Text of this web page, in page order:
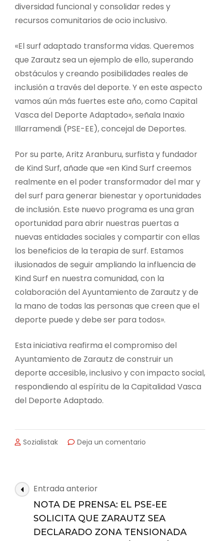
diversidad funcional y consolidar redes y
recursos comunitarios de ocio inclusivo.
«El surf adaptado transforma vidas. Queremos
que Zarautz sea un ejemplo de ello, superando
obstáculos y creando posibilidades reales de
inclusión a través del deporte. Y en este aspecto
vamos aún más fuertes este año, como Capital
Vasca del Deporte Adaptado», señala Inaxio
Illarramendi (PSE-EE), concejal de Deportes.
Por su parte, Aritz Aranburu, surfista y fundador
de Kind Surf, añade que «en Kind Surf creemos
realmente en el poder transformador del mar y
del surf para generar bienestar y oportunidades
de inclusión. Este nuevo programa es una gran
oportunidad para abrir nuestras puertas a
nuevas entidades sociales y compartir con ellas
los beneficios de la terapia de surf. Estamos
ilusionados de seguir ampliando la influencia de
Kind Surf en nuestra comunidad, con la
colaboración del Ayuntamiento de Zarautz y de
la mano de todas las personas que creen que el
deporte puede y debe ser para todos».
Esta iniciativa reafirma el compromiso del
Ayuntamiento de Zarautz de construir un
deporte accesible, inclusivo y con impacto social,
respondiendo al espíritu de la Capitalidad Vasca
del Deporte Adaptado.
Sozialistak Deja un comentario
KIND
SURF
LANZAN
UN
Navegación
de
entradas
Entrada anterior
NOTA DE PRENSA: EL PSE-EE
SOLICITA QUE ZARAUTZ SEA
DECLARADO ZONA TENSIONADA